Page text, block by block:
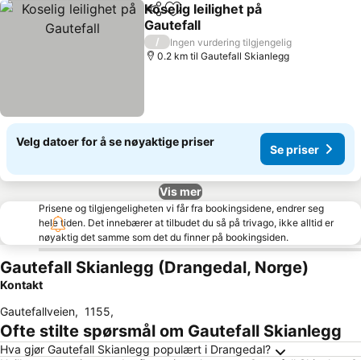
Del Legg til i favoritter
Koselig leilighet på
Gautefall
Se priser
/
Ingen vurdering tilgjengelig
0.2 km til Gautefall Skianlegg
Velg datoer for å se nøyaktige priser
Se priser
Vis mer
Prisene og tilgjengeligheten vi får fra bookingsidene, endrer seg
hele tiden. Det innebærer at tilbudet du så på trivago, ikke alltid er
nøyaktig det samme som det du finner på bookingsiden.
Gautefall Skianlegg (Drangedal, Norge)
Kontakt
Gautefallveien, 1155,
Ofte stilte spørsmål om Gautefall Skianlegg
Hva gjør Gautefall Skianlegg populært i Drangedal?